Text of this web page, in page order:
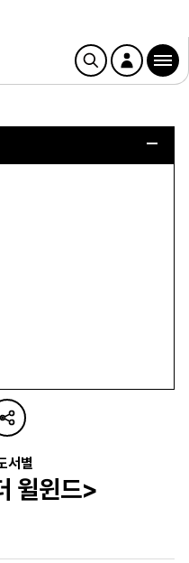
서별
윌윈드>